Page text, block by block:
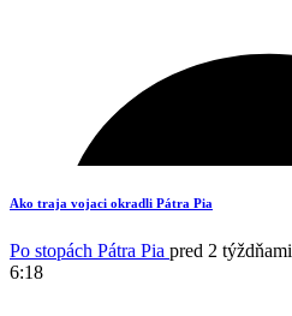
15
Ako traja vojaci okradli Pátra Pia
Po stopách Pátra Pia pred 2 týždňami
6:18